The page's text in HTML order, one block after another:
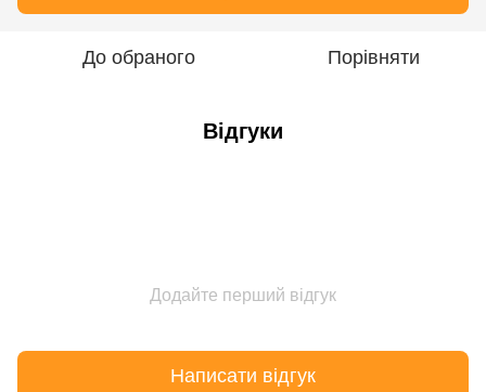
До обраного Порівняти
Відгуки
Додайте перший відгук
Написати відгук